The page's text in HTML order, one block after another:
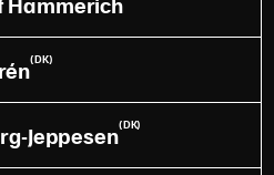
(DK)
Jeppesen(DK)